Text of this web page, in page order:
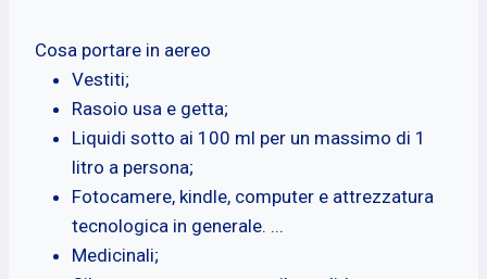
Cosa portare in aereo
Vestiti;
Rasoio usa e getta;
Liquidi sotto ai 100 ml per un massimo di 1
litro a persona;
Fotocamere, kindle, computer e attrezzatura
tecnologica in generale. ...
Medicinali;